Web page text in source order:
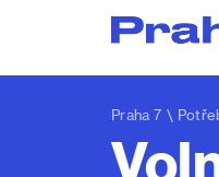
Praha 7 \